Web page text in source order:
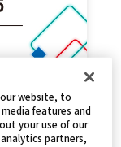
PRODUCTS
website, to
features and
your use of our
partners,